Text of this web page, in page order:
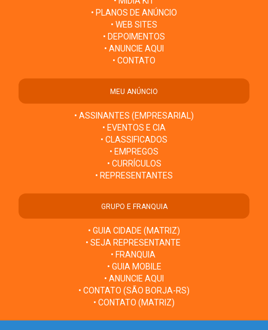
• PLANOS DE ANÚNCIO
• WEB SITES
• DEPOIMENTOS
• ANUNCIE AQUI
• CONTATO
MEU ANÚNCIO
• ASSINANTES (EMPRESARIAL)
• EVENTOS E CIA
• CLASSIFICADOS
• EMPREGOS
• CURRÍCULOS
• REPRESENTANTES
GRUPO E FRANQUIA
• GUIA CIDADE (MATRIZ)
• SEJA REPRESENTANTE
• FRANQUIA
• GUIA MOBILE
• ANUNCIE AQUI
• CONTATO (SÃO BORJA-RS)
• CONTATO (MATRIZ)